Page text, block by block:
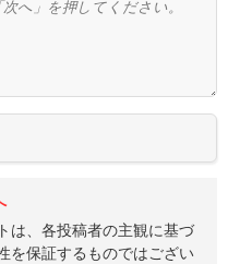
は、各投稿者の主観に基づ
を保証するものではござい